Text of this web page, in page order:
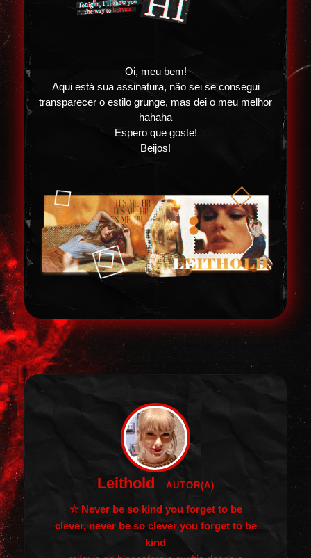
Oi, meu bem!
Aqui está sua assinatura, não sei se consegui
transparecer o estilo grunge, mas dei o meu melhor
hahaha
Espero que goste!
Beijos!
Leithold AUTOR(A)
☆ Never be so kind you forget to be
clever, never be so clever you forget to be
kind